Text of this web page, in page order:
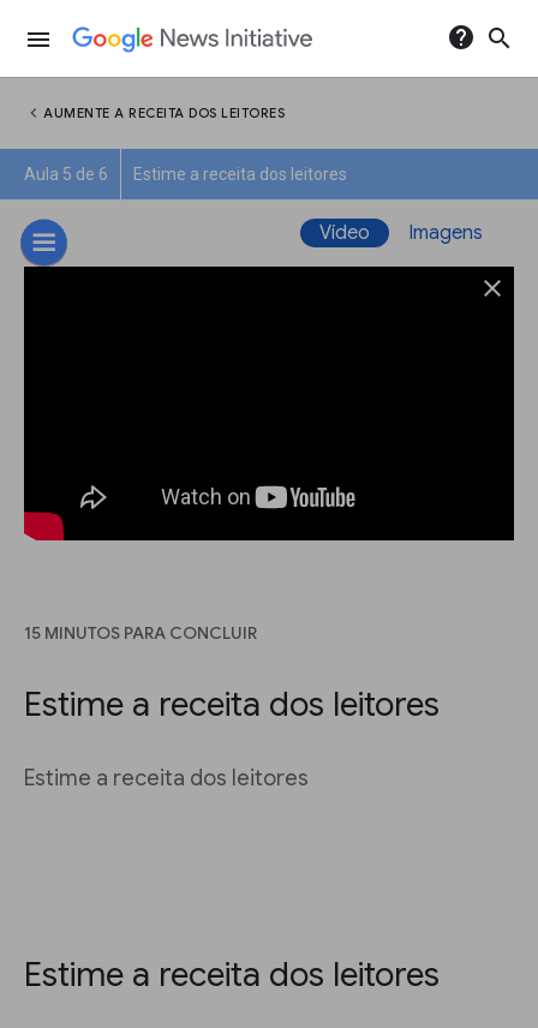
menu help search
chevron_left AUMENTE A RECEITA DOS LEITORES
Aula 5 de 6 Estime a receita dos leitores
Vídeo Imagens
close
15 MINUTOS PARA CONCLUIR
Estime a receita dos leitores
Estime a receita dos leitores
Estime a receita dos leitores